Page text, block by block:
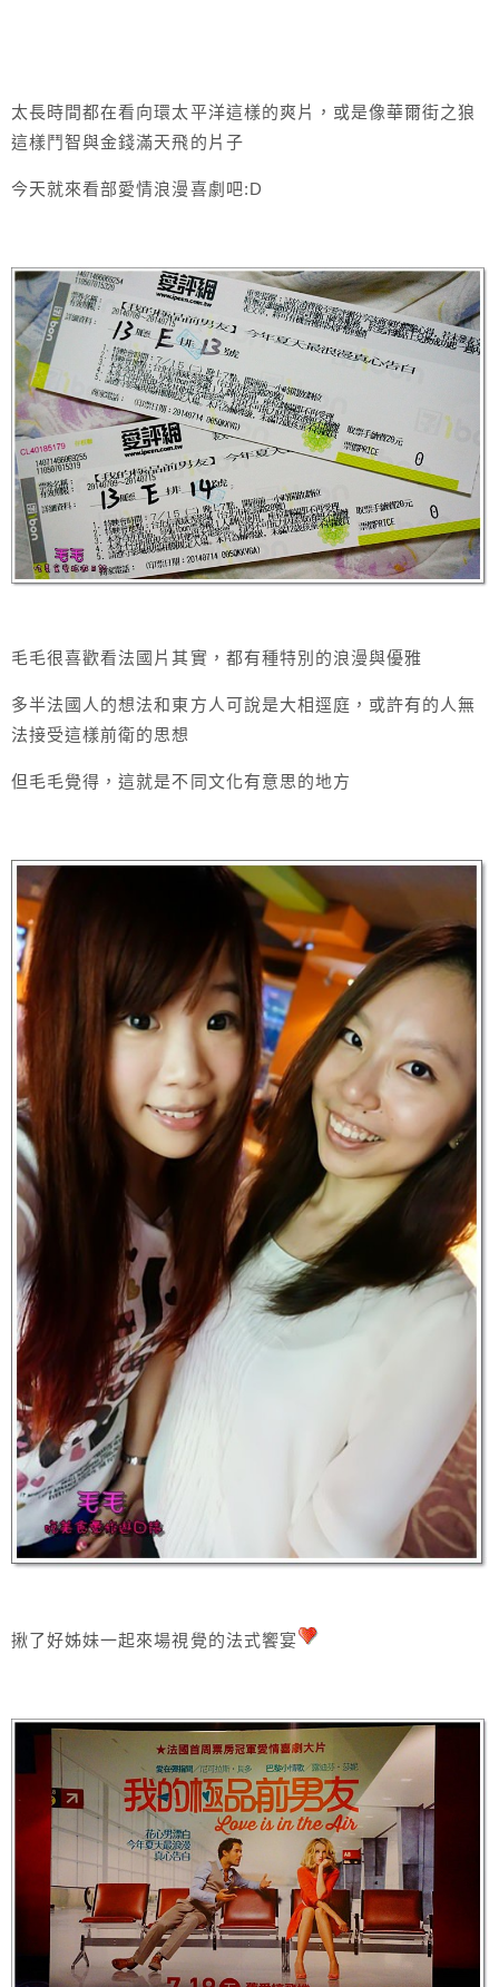
太長時間都在看向環太平洋這樣的爽片，或是像華爾街之狼
這樣鬥智與金錢滿天飛的片子
今天就來看部愛情浪漫喜劇吧:D
毛毛很喜歡看法國片其實，都有種特別的浪漫與優雅
多半法國人的想法和東方人可說是大相逕庭，或許有的人無
法接受這樣前衛的思想
但毛毛覺得，這就是不同文化有意思的地方
揪了好姊妹一起來場視覺的法式饗宴